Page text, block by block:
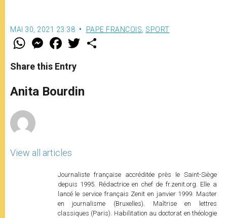
MAI 30, 2021 23:38 PAPE FRANÇOIS SPORT
W
t
s
p
p
M
e
s
e
g
e
F
a
e
b
o
k
w
r
Share this Entry
Anita Bourdin
View all articles
Journaliste française accréditée près le Saint-Siège
depuis 1995. Rédactrice en chef de fr.zenit.org. Elle a
lancé le service français Zenit en janvier 1999. Master
en journalisme (Bruxelles). Maîtrise en lettres
classiques (Paris). Habilitation au doctorat en théologie